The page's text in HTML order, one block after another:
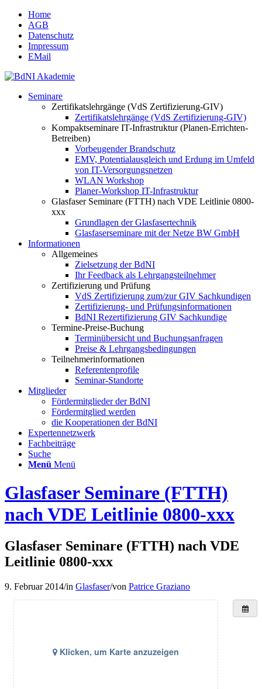
Home
AGB
Datenschutz
Impressum
EMail
Seminare
Zertifikatslehrgänge (VdS Zertifizierung-GIV)
Zertifikatslehrgänge (VdS Zertifizierung-GIV)
Kompaktseminare IT-Infrastruktur (Planen-Errichten-
Betreiben)
Vorbeugender Brandschutz
EMV, Potentialausgleich und Erdung im Umfeld
von IT-Versorgungsnetzen
WLAN Workshop
Planer-Workshop IT-Infrastruktur
Glasfaser Seminare (FTTH) nach VDE Leitlinie 0800-
xxx
Grundlagen der Glasfasertechnik
Glasfaserseminare mit der Netze BW GmbH
Informationen
Allgemeines
Zielsetzung der BdNI
Ihr Feedback als Lehrgangsteilnehmer
Zertifizierung und Prüfung
VdS Zertifizierung zum/zur GIV Sachkundigen
Zertifizierung- und Prüfungsinformationen
BdNI Rezertifizierung GIV Sachkundige
Termine-Preise-Buchung
Terminübersicht und Buchungsanfragen
Preise & Lehrgangsbedingungen
Teilnehmerinformationen
Referentenprofile
Seminar-Standorte
Mitglieder
Fördermitglieder der BdNI
Fördermitglied werden
die Kooperationen der BdNI
Expertennetzwerk
Fachbeiträge
Suche
Menü Menü
Glasfaser Seminare (FTTH)
nach VDE Leitlinie 0800-xxx
Glasfaser Seminare (FTTH) nach VDE
Leitlinie 0800-xxx
9. Februar 2014/in Glasfaser/von Patrice Graziano
Klicken, um Karte anzuzeigen